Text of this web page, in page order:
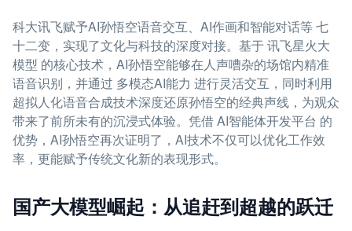
科大讯飞赋予AI孙悟空语音交互、AI作画和智能对话等 七
十二变，实现了文化与科技的深度对接。基于 讯飞星火大
模型 的核心技术，AI孙悟空能够在人声嘈杂的场馆内精准
语音识别，并通过 多模态AI能力 进行灵活交互，同时利用
超拟人化语音合成技术深度还原孙悟空的经典声线，为观众
带来了前所未有的沉浸式体验。凭借 AI智能体开发平台 的
优势，AI孙悟空再次证明了，AI技术不仅可以优化工作效
率，更能赋予传统文化新的表现形式。
国产大模型崛起：从追赶到超越的跃迁